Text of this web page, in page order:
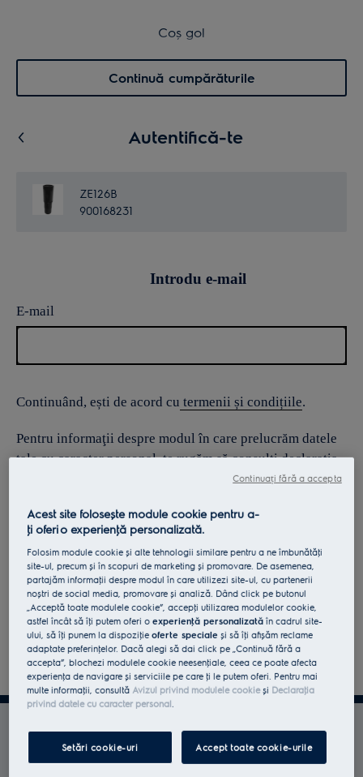
Menu 0
Coș de cumpărături
Coș gol
Continuă cumpărăturile
Autentifică-te
ZE126B
900168231
Introdu e-mail
E-mail
Continuând, ești de acord cu termenii și condițiile.
Pentru informaţii despre modul în care prelucrăm datele
tale cu caracter personal, te rugăm să consulţi declaraţia
Profită la maxim de
Electrolux
Acest site folosește module cookie pentru a-
ţi oferi o experienţă personalizată.
Folosim module cookie și alte tehnologii similare pentru a ne îmbunătăţi
site-ul, precum și în scopuri de marketing și promovare. De asemenea,
partajăm informaţii despre modul în care utilizezi site-ul, cu partenerii
noștri de social media, promovare și analiză. Dând click pe butonul
„Acceptă toate modulele cookie”, accepţi utilizarea modulelor cookie,
astfel încât să îţi putem oferi oexperienţă personalizată în cadrul site-
ului, să îţi punem la dispoziţieoferte speciale și să îţi afișăm reclame
adaptate preferinţelor. Dacă alegi să dai click pe „Continuă fără a
accepta”, blochezi modulele cookie neesenţiale, ceea ce poate afecta
experienţa de navigare și serviciile pe care ţi le putem oferi. Pentru mai
multe informaţii, consultă Avizul privind modulele cookieși Declaraţia
privind datele cu caracter personal.
Setări cookie-uri Accept toate cookie-urile
Continuați fără a accepta